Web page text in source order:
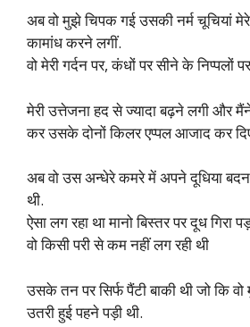
अब वो मुझे चिपक गई उसकी नर्म चूचियां
कामांध करने लगीं.
वो मेरी गर्दन पर, कंधों पर सीने के
मेरी उत्तेजना हद से ज्यादा बढ़ने लगी और
कर उसके दोनों किलर एप्पल आजाद कर
अब वो उस अन्धेरे कमरे में अपने दूधिया
थी.
ऐसा लग रहा था मानो बिस्तर पर दूध गिरा
वो किसी परी से कम नहीं लग रही थी
उसके तन पर सिर्फ पैंटी बाकी थी जो कि
उतरी हुई पहने पड़ी थी.